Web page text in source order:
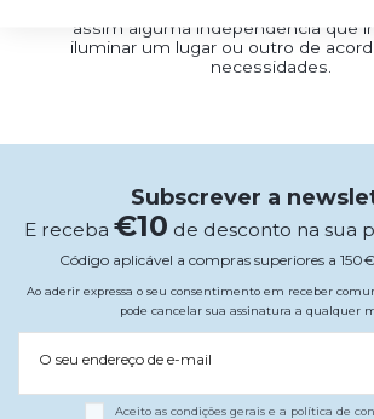
assim alguma independência que
iluminar um lugar ou outro de
necessidades.
Subscrever a
E receba €10 de desconto na sua
Código aplicável a compras superiores a
Ao aderir expressa o seu consentimento em receber
pode cancelar sua assinatura a qualquer
O seu endereço de e-mail
Aceito as condições gerais e a política de